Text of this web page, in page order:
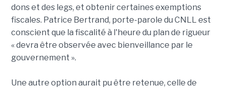
dons et des legs, et obtenir certaines exemptions
fiscales. Patrice Bertrand, porte-parole du CNLL est
conscient que la fiscalité à l'heure du plan de rigueur
« devra être observée avec bienveillance par le
gouvernement ».
Une autre option aurait pu être retenue, celle de